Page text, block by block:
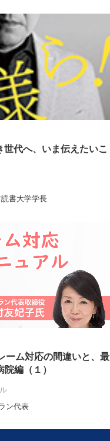
代へ、いま伝えたいこ
書大学学長
ム対応の間違いと、最
編（１）
ン代表